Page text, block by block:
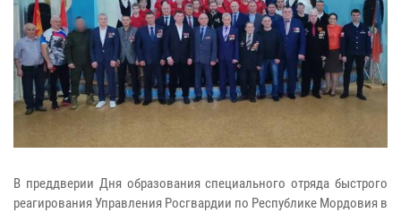
В преддверии Дня образования специального отряда быстрого
реагирования Управления Росгвардии по Республике Мордовия в